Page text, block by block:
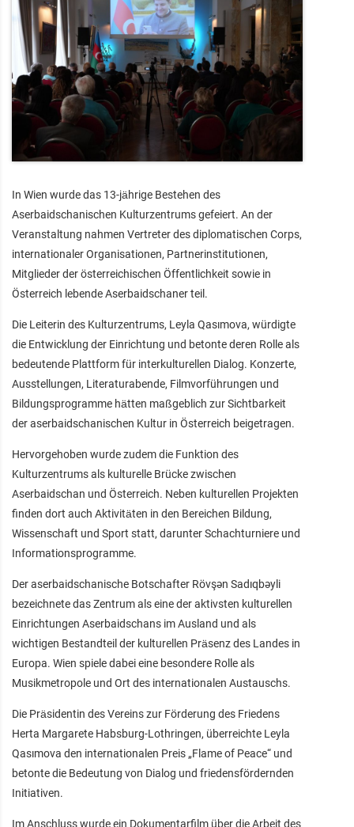
In Wien wurde das 13‑jährige Bestehen des
Aserbaidschanischen Kulturzentrums gefeiert. An der
Veranstaltung nahmen Vertreter des diplomatischen Corps,
internationaler Organisationen, Partnerinstitutionen,
Mitglieder der österreichischen Öffentlichkeit sowie in
Österreich lebende Aserbaidschaner teil.
Die Leiterin des Kulturzentrums, Leyla Qasımova, würdigte
die Entwicklung der Einrichtung und betonte deren Rolle als
bedeutende Plattform für interkulturellen Dialog. Konzerte,
Ausstellungen, Literaturabende, Filmvorführungen und
Bildungsprogramme hätten maßgeblich zur Sichtbarkeit
der aserbaidschanischen Kultur in Österreich beigetragen.
Hervorgehoben wurde zudem die Funktion des
Kulturzentrums als kulturelle Brücke zwischen
Aserbaidschan und Österreich. Neben kulturellen Projekten
finden dort auch Aktivitäten in den Bereichen Bildung,
Wissenschaft und Sport statt, darunter Schachturniere und
Informationsprogramme.
Der aserbaidschanische Botschafter Rövşən Sadıqbəyli
bezeichnete das Zentrum als eine der aktivsten kulturellen
Einrichtungen Aserbaidschans im Ausland und als
wichtigen Bestandteil der kulturellen Präsenz des Landes in
Europa. Wien spiele dabei eine besondere Rolle als
Musikmetropole und Ort des internationalen Austauschs.
Die Präsidentin des Vereins zur Förderung des Friedens
Herta Margarete Habsburg‑Lothringen, überreichte Leyla
Qasımova den internationalen Preis „Flame of Peace“ und
betonte die Bedeutung von Dialog und friedensfördernden
Initiativen.
Im Anschluss wurde ein Dokumentarfilm über die Arbeit des